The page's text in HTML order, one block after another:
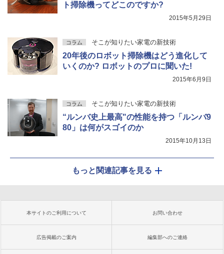
ト掃除機ってどこのですか?
2015年5月29日
コラム そこが知りたい家電の新技術
20年後のロボット掃除機はどう進化して
いくのか? ロボットのプロに聞いた!
2015年6月9日
コラム そこが知りたい家電の新技術
“ルンバ史上最高"の性能を持つ「ルンバ9
80」は何がスゴイのか
2015年10月13日
もっと関連記事を見る
本サイトのご利用について お問い合わせ
広告掲載のご案内 編集部へのご連絡